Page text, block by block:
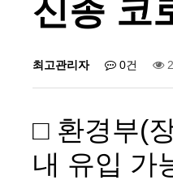
신종 코
최고관리자 0건
□ 환경부(
내 유입 가